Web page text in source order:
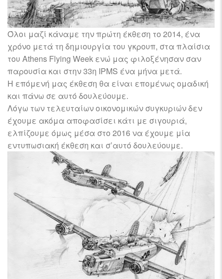
Όλοι μαζί κάναμε την πρώτη έκθεση το 2014, ένα
χρόνο μετά τη δημιουργία του γκρουπ, στα πλαίσια
του Athens Flying Week ενώ μας φιλοξένησαν σαν
παρουσία και στην 33η IPMS ένα μήνα μετά.
Η επόμενή μας έκθεση θα είναι επομένως ομαδική
και πάνω σε αυτό δουλεύουμε.
Λόγω των τελευταίων οικονομικών συγκυριών δεν
έχουμε ακόμα αποφασίσει κάτι με σιγουριά,
ελπίζουμε όμως μέσα στο 2016 να έχουμε μία
εντυπωσιακή έκθεση και σ’αυτό δουλεύουμε.